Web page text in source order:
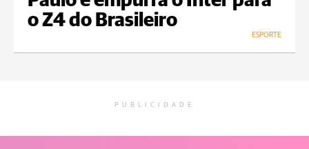
o Z4 do Brasileiro
ESPORTE
PUBLICIDADE